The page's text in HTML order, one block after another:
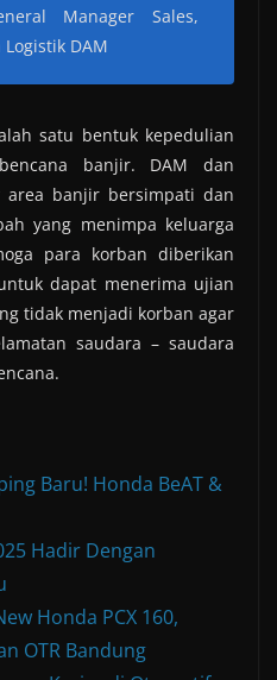
Manager Sales,
DAM
satu bentuk kepedulian
banjir. DAM dan
area banjir bersimpati dan
yang menimpa keluarga
para korban diberikan
dapat menerima ujian
tidak menjadi korban agar
saudara – saudara
Baru! Honda BeAT &
Hadir Dengan
Honda PCX 160,
OTR Bandung